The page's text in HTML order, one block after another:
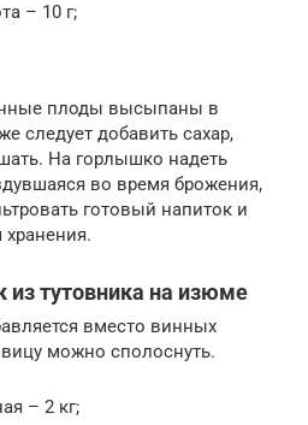
– 10 г;
плоды высыпаны в
следует добавить сахар,
На горлышко надеть
во время брожения,
готовый напиток и
хранения.
из тутовника на изюме
вместо винных
можно сполоснуть.
– 2 кг;